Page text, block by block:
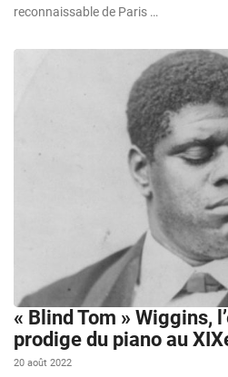
reconnaissable de Paris …
« Blind Tom » Wiggins,
prodige du piano au
20 août 2022